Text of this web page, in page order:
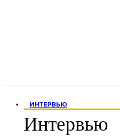
ИНТЕРВЬЮ
Интервью